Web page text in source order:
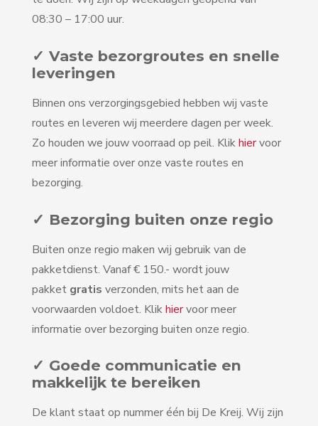
08:30 – 17:00 uur.
✓ Vaste bezorgroutes en snelle
leveringen
Binnen ons verzorgingsgebied hebben wij vaste
routes en leveren wij meerdere dagen per week.
Zo houden we jouw voorraad op peil. Klikhiervoor
meer informatie over onze vaste routes en
bezorging.
✓ Bezorging buiten onze regio
Buiten onze regio maken wij gebruik van de
pakketdienst. Vanaf € 150.- wordt jouw
pakket gratis verzonden, mits het aan de
voorwaarden voldoet. Klikhiervoor meer
informatie over bezorging buiten onze regio.
✓ Goede communicatie en
makkelijk te bereiken
De klant staat op nummer één bij De Kreij. Wij zijn